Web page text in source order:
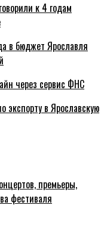
к 4 годам
в бюджет Ярославля
через сервис ФНС
экспорту в Ярославскую
премьеры,
фестиваля